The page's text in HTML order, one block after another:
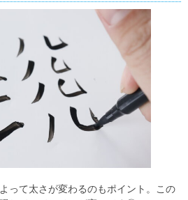
って太さが変わるのもポイント。この